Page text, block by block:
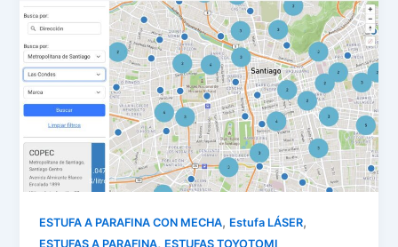
ESTUFA A PARAFINA CON MECHA, Estufa LÁSER,
ESTUFAS A PARAFINA, ESTUFAS TOYOTOMI